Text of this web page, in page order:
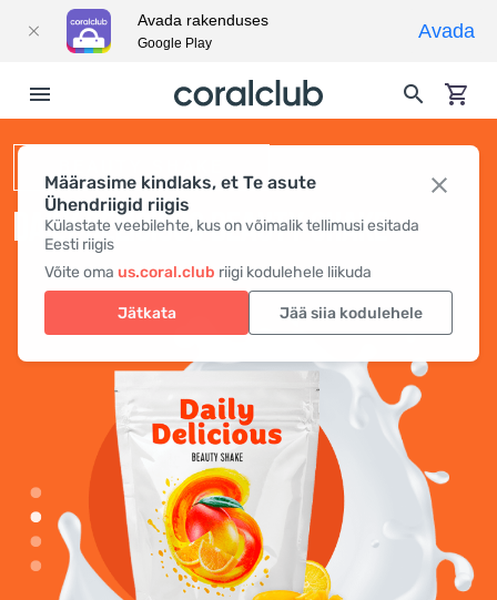
Määrasime kindlaks, et Te asute
Ühendriigid riigis
Külastate veebilehte, kus on võimalik tellimusi esitada
Eesti riigis
Võite oma us.coral.club riigi kodulehele liikuda
Jätkata Jää siia kodulehele
DAILY DELICIOUS BEAUTY SHAKE
Avada rakenduses
Google Play
Avada